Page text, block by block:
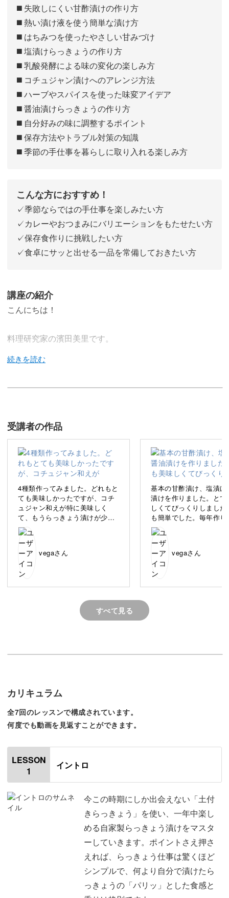
◼️ 失敗しにくい甘酢漬けの作り方
◼️ 熱い漬け液を使う簡単な漬け方
◼️ はちみつを使ったやさしい甘みづけ
◼️ 塩漬けらっきょうの作り方
◼️ 乳酸発酵による味の変化の楽しみ方
◼️ コチュジャン漬けへのアレンジ方法
◼️ ハーブやスパイスを使った味変アイデア
◼️ 醤油漬けらっきょうの作り方
◼️ 自分好みの味に調整するポイント
◼️ 保存方法やトラブル対策の知識
◼️ 季節の手仕事を暮らしに取り入れる楽しみ方
こんな方におすすめ！
✓季節ならではの手仕事を楽しみたい方
✓カレーやおつまみにバリエーションをもたせたい方
✓保存食作りに挑戦したい方
✓食卓にサッと出せる一品を常備しておきたい方
講座の紹介
こんにちは！
料理研究家の濱田美里です。
今この時期にしか出会えない「土付きらっきょう」を使
い、一年中楽しめる保存食を作っていきますよ♪
自分で漬けたらっきょうは、市販品にはないみずみずしさ
と“パリッ”とした食感が魅力です。
初夏だけの特別な手仕事を、一緒にはじめてみませんか？
はじめての保存食作りにおすすめ！
気軽にはじめていただける講座。
なんです。
まずは、土付きらっきょうの選び方から丁寧に解説。
芽や根を整えるコツ、薄皮の扱い方など、初心者さんがつ
まずきやすいポイントをしっかりカバーします。
失敗しにくい方法なので、保存食づくりが初めての方にも
受講者の作品
4種類作ってみました。どれもと
ても美味しかったですが、コチ
ュジャン和えが特に美味しく
て、もうらっきょう漬けが少な
くなってしまいました。
vegaさん
基本の甘酢漬け、塩漬け
漬けを作りました。とて
しくてびっくりしました
も簡単でした。毎年作り
す。
vegaさん
すべて見る
カリキュラム
全7回のレッスンで構成されています。
何度でも動画を見返すことができます。
LESSON
1
イントロ
今この時期にしか出会えない「土付
きらっきょう」を使い、一年中楽し
める自家製らっきょう漬けをマスタ
ーしていきます。ポイントさえ押さ
えれば、らっきょう仕事は驚くほど
シンプルで、何より自分で漬けたら
っきょうの「パリッ」とした食感と